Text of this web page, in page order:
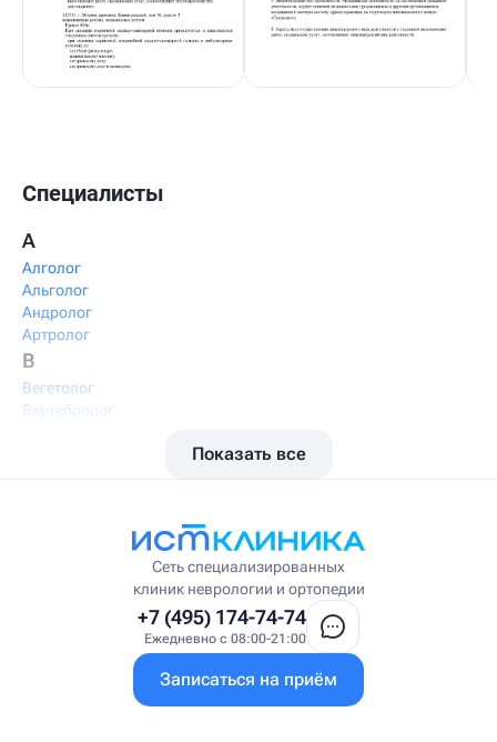
Специалисты
А
Алголог
Альголог
Андролог
Артролог
В
Вегетолог
Вертебролог
Висцеральный массажист
Врач интегративной медицины
Врач первичного приёма
Гастроэнтеролог-гепатолог
Показать все
Сеть специализированных
клиник неврологии и ортопедии
+7 (495) 174-74-74
Ежедневно с 08:00-21:00
Записаться на приём